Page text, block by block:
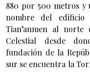
880 por 500 metros y
nombre del
Tian’anmen al
Celestial desde
fundación de la
sur se encuentra la